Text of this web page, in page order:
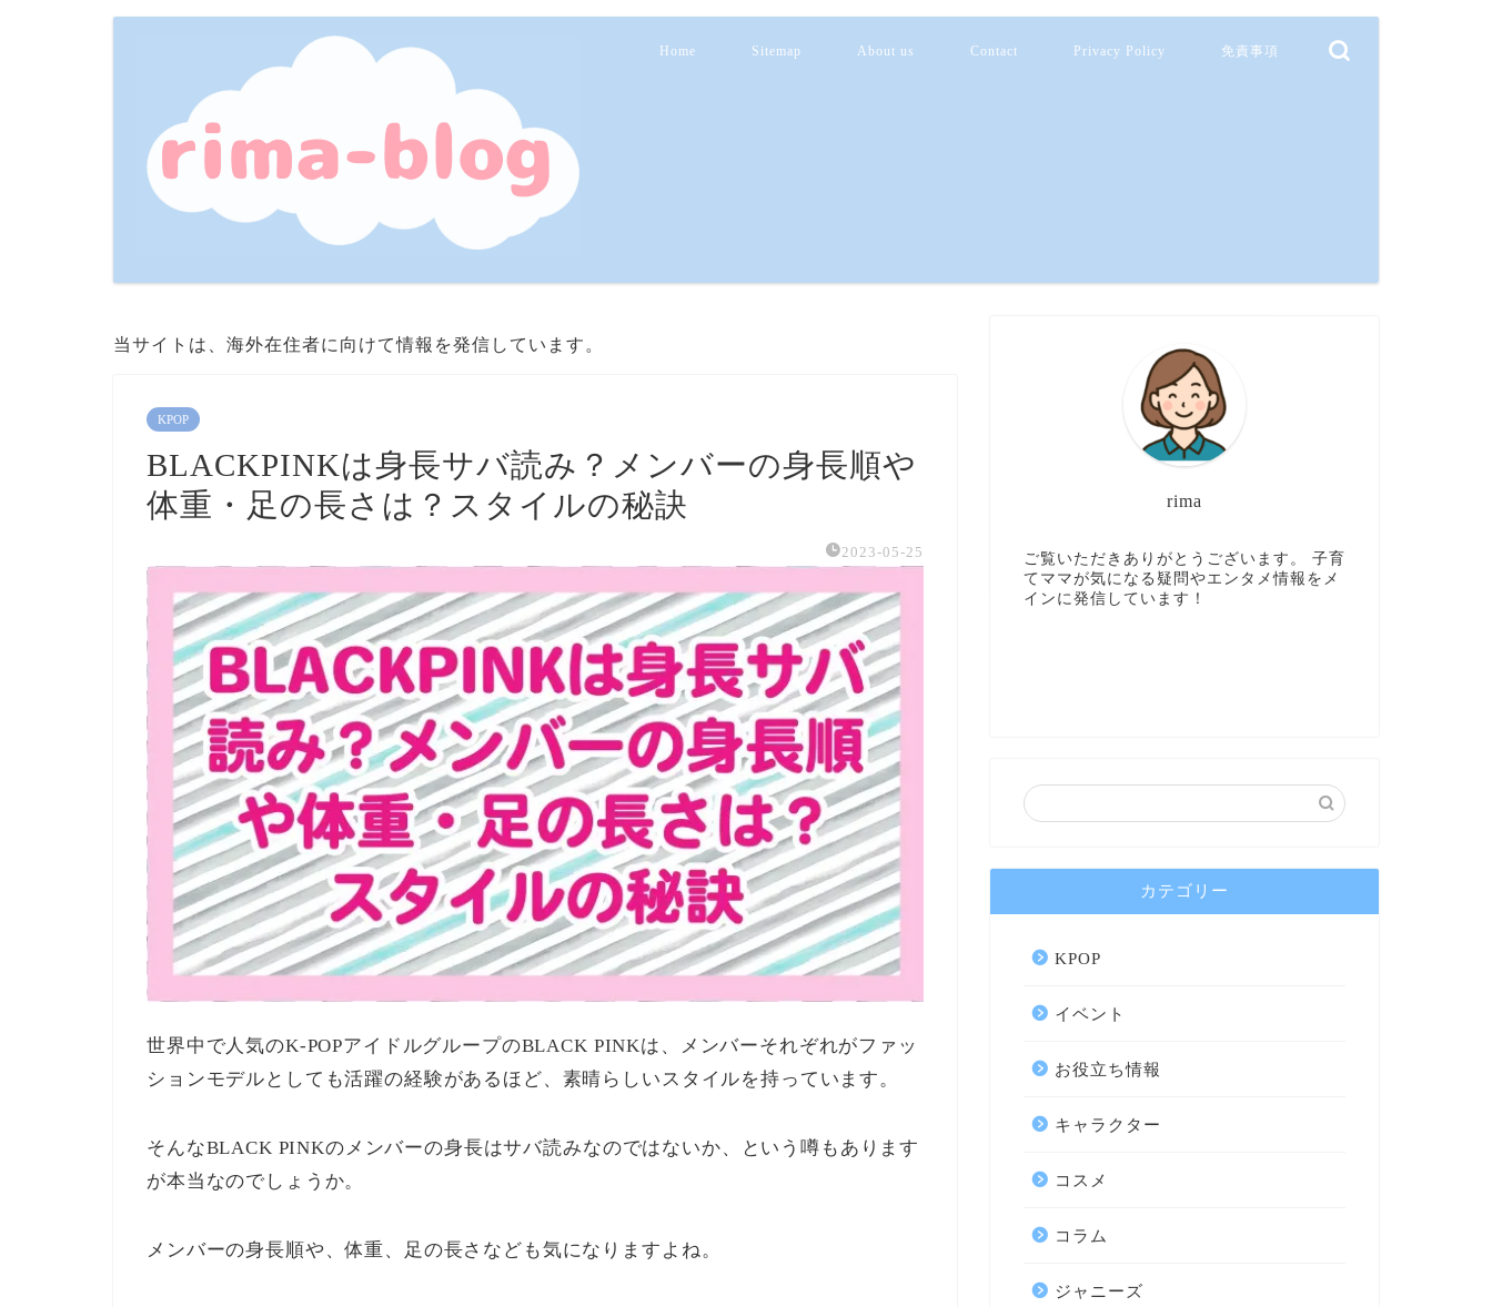
Home Sitemap About us Contact Privacy Policy 免責事項
当サイトは、海外在住者に向けて情報を発信しています。
KPOP
BLACKPINKは身長サバ読み？メンバーの身長順や
体重・足の長さは？スタイルの秘訣
2023-05-25
世界中で人気のK-POPアイドルグループのBLACK PINKは、メンバーそれぞれがファッ
ションモデルとしても活躍の経験があるほど、素晴らしいスタイルを持っています。
そんなBLACK PINKのメンバーの身長はサバ読みなのではないか、という噂もあります
が本当なのでしょうか。
メンバーの身長順や、体重、足の長さなども気になりますよね。
rima
ご覧いただきありがとうございます。 子育
てママが気になる疑問やエンタメ情報をメ
インに発信しています！
カテゴリー
KPOP
イベント
お役立ち情報
キャラクター
コスメ
コラム
ジャニーズ